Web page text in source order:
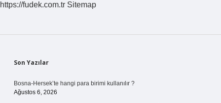
https://fudek.com.tr Sitemap
Sidebar
Son Yazılar
Bosna-Hersek’te hangi para birimi kullanılır ?
Ağustos 6, 2026